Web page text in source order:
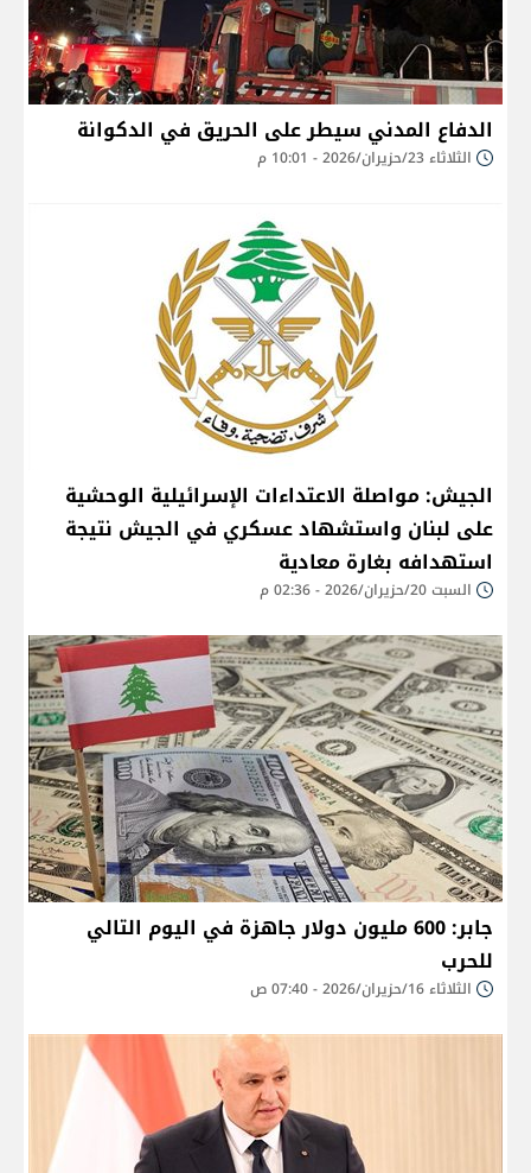
الدفاع المدني سيطر على الحريق في الدكوانة
الثلاثاء 23/حزيران/2026 - 10:01 م
الجيش: مواصلة الاعتداءات الإسرائيلية الوحشية
على لبنان واستشهاد عسكري في الجيش نتيجة
استهدافه بغارة معادية
السبت 20/حزيران/2026 - 02:36 م
جابر: 600 مليون دولار جاهزة في اليوم التالي
للحرب
الثلاثاء 16/حزيران/2026 - 07:40 ص